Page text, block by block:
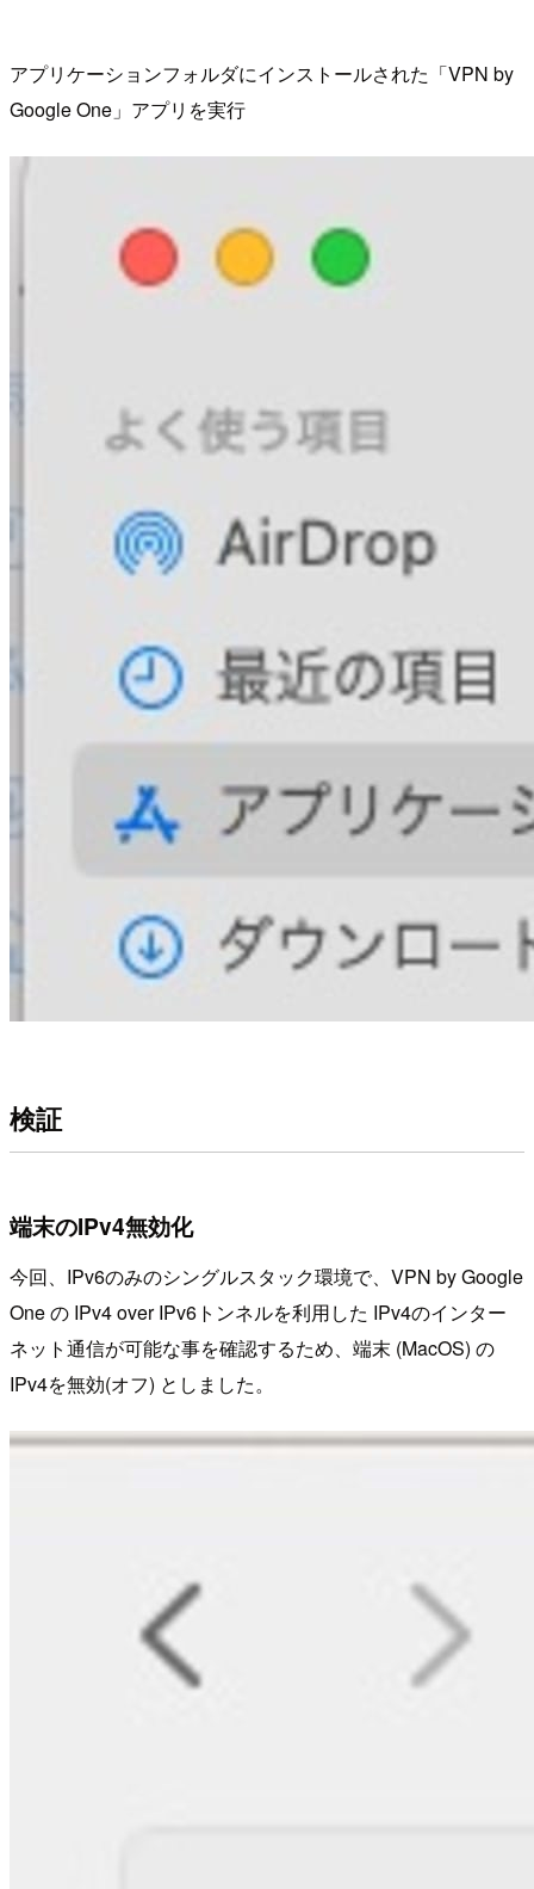
アプリケーションフォルダにインストールされた「VPN by
Google One」アプリを実行
検証
端末のIPv4無効化
今回、IPv6のみのシングルスタック環境で、VPN by Google
One の IPv4 over IPv6トンネルを利用した IPv4のインター
ネット通信が可能な事を確認するため、端末 (MacOS) の
IPv4を無効(オフ) としました。